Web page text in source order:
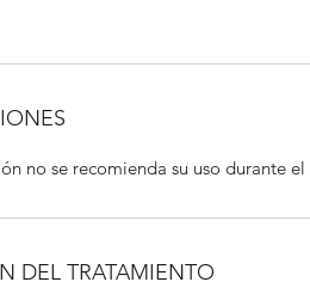
no se recomienda su uso durante
DEL TRATAMIENTO